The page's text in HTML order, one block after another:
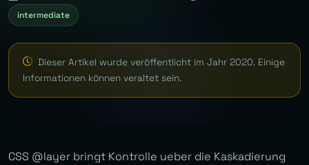
intermediate
Dieser Artikel wurde veröffentlicht im Jahr 2020. Einige
Informationen können veraltet sein.
CSS @layer bringt Kontrolle ueber die Kaskadierung